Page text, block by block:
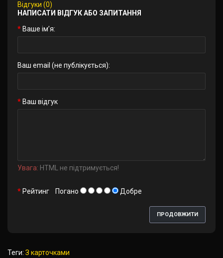
Відгуки (0)
НАПИСАТИ ВІДГУК АБО ЗАПИТАННЯ
Ваше ім’я:
Ваш email (не публікується):
Ваш відгук
Увага: HTML не підтримується!
Рейтинг Погано Добре
ПРОДОВЖИТИ
Теги: З карточками